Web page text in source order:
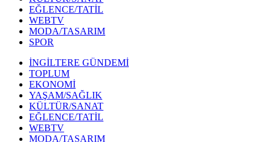
EĞLENCE/TATİL
WEBTV
MODA/TASARIM
SPOR
İNGİLTERE GÜNDEMİ
TOPLUM
EKONOMİ
YAŞAM/SAĞLIK
KÜLTÜR/SANAT
EĞLENCE/TATİL
WEBTV
MODA/TASARIM